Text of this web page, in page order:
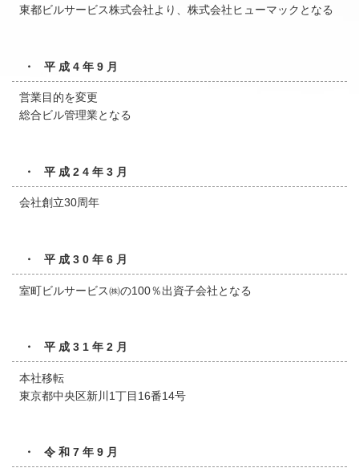
東都ビルサービス株式会社より、株式会社ヒューマックとなる
・ 平成4年9月
営業目的を変更
総合ビル管理業となる
・ 平成24年3月
会社創立30周年
・ 平成30年6月
室町ビルサービス㈱の100％出資子会社となる
・ 平成31年2月
本社移転
東京都中央区新川1丁目16番14号
・ 令和7年9月